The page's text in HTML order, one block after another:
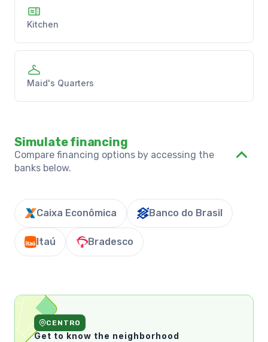
Kitchen
Maid's Quarters
Simulate financing
Compare financing options by accessing the
banks below.
Caixa Econômica Banco do Brasil
Itaú Bradesco
CENTRO
Get to know the neighborhood